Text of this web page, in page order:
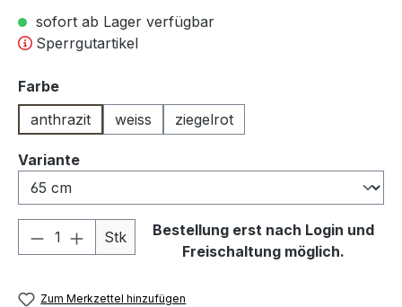
sofort ab Lager verfügbar
Sperrgutartikel
Farbeauswählen
anthrazit
weiss ziegelrot
Varianteauswählen
Produkt Anzahl: Gib den
Stk
Bestellung erst nach Login und
Freischaltung möglich.
Zum Merkzettel hinzufügen